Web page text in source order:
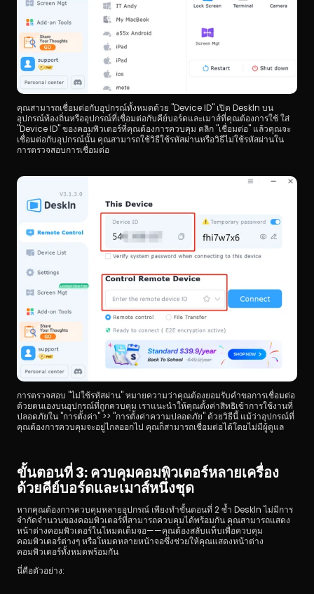
คุณสามารถเชื่อมต่อกับอุปกรณ์ทั้งหมดด้วย "Device ID" เปิด DeskIn บน
อุปกรณ์ท้องถิ่นหรืออุปกรณ์ที่เชื่อมต่อกับคีย์บอร์ดและเมาส์ที่คุณต้องการใช้ ใส่
"Device ID" ของคอมพิวเตอร์ที่คุณต้องการควบคุม คลิก "เชื่อมต่อ" แล้วคุณจะ
เชื่อมต่อกับอุปกรณ์นั้น คุณสามารถใช้วิธีใช้รหัสผ่านหรือวิธีไม่ใช้รหัสผ่านใน
การตรวจสอบการเชื่อมต่อ
การตรวจสอบ "ไม่ใช้รหัสผ่าน" หมายความว่าคุณต้องยอมรับคำขอการเชื่อมต่อ
ด้วยตนเองบนอุปกรณ์ที่ถูกควบคุม เราแนะนำให้คุณตั้งค่าสิทธิเข้าการใช้งานที่
ปลอดภัยใน "การตั้งค่า" >> "การตั้งค่าความปลอดภัย" ด้วยวิธีนี้ แม้ว่าอุปกรณ์ที่
คุณต้องการควบคุมจะอยู่ไกลออกไป คุณก็สามารถเชื่อมต่อได้โดยไม่มีผู้ดูแล
ขั้นตอนที่ 3: ควบคุมคอมพิวเตอร์หลายเครื่อง
ด้วยคีย์บอร์ดและเมาส์หนึ่งชุด
หากคุณต้องการควบคุมหลายอุปกรณ์ เพียงทำขั้นตอนที่ 2 ซ้ำ DeskIn ไม่มีการ
จำกัดจำนวนของคอมพิวเตอร์ที่สามารถควบคุมได้พร้อมกัน คุณสามารถแสดง
หน้าต่างคอมพิวเตอร์ในโหมดเต็มจอ——คุณต้องสลับแท็บเพื่อควบคุม
คอมพิวเตอร์ต่างๆ หรือโหมดหลายหน้าจอซึ่งช่วยให้คุณแสดงหน้าต่าง
คอมพิวเตอร์ทั้งหมดพร้อมกัน
นี่คือตัวอย่าง: